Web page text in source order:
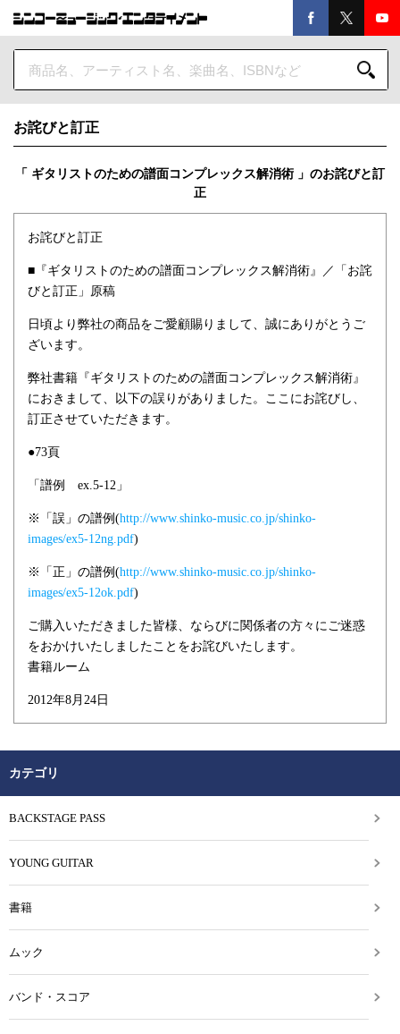
お詫びと訂正
「 ギタリストのための譜面コンプレックス解消術 」のお詫びと訂
正
お詫びと訂正
■『ギタリストのための譜面コンプレックス解消術』／「お詫
びと訂正」原稿
日頃より弊社の商品をご愛顧賜りまして、誠にありがとうご
ざいます。
弊社書籍『ギタリストのための譜面コンプレックス解消術』
におきまして、以下の誤りがありました。ここにお詫びし、
訂正させていただきます。
●73頁
「譜例 ex.5-12」
※「誤」の譜例(http://www.shinko-music.co.jp/shinko-
images/ex5-12ng.pdf)
※「正」の譜例(http://www.shinko-music.co.jp/shinko-
images/ex5-12ok.pdf)
ご購入いただきました皆様、ならびに関係者の方々にご迷惑
をおかけいたしましたことをお詫びいたします。
書籍ルーム
2012年8月24日
カテゴリ
BACKSTAGE PASS
YOUNG GUITAR
書籍
ムック
バンド・スコア